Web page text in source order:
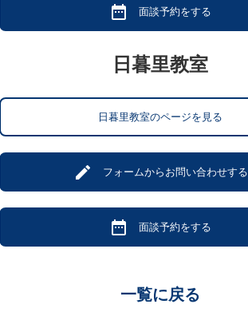
date_range 面談予約をする
日暮里教室
日暮里教室のページを見る
create フォームからお問い合わせする
date_range 面談予約をする
一覧に戻る